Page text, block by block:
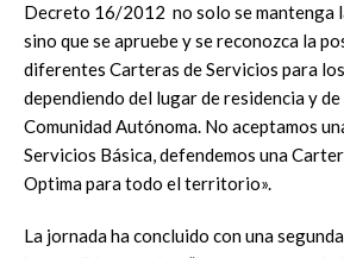
Decreto 16/2012 no solo se mantenga
sino que se apruebe y se reconozca la
diferentes Carteras de Servicios para
dependiendo del lugar de residencia y
Comunidad Autónoma. No aceptamos
Servicios Básica, defendemos una
Optima para todo el territorio».
La jornada ha concluido con una